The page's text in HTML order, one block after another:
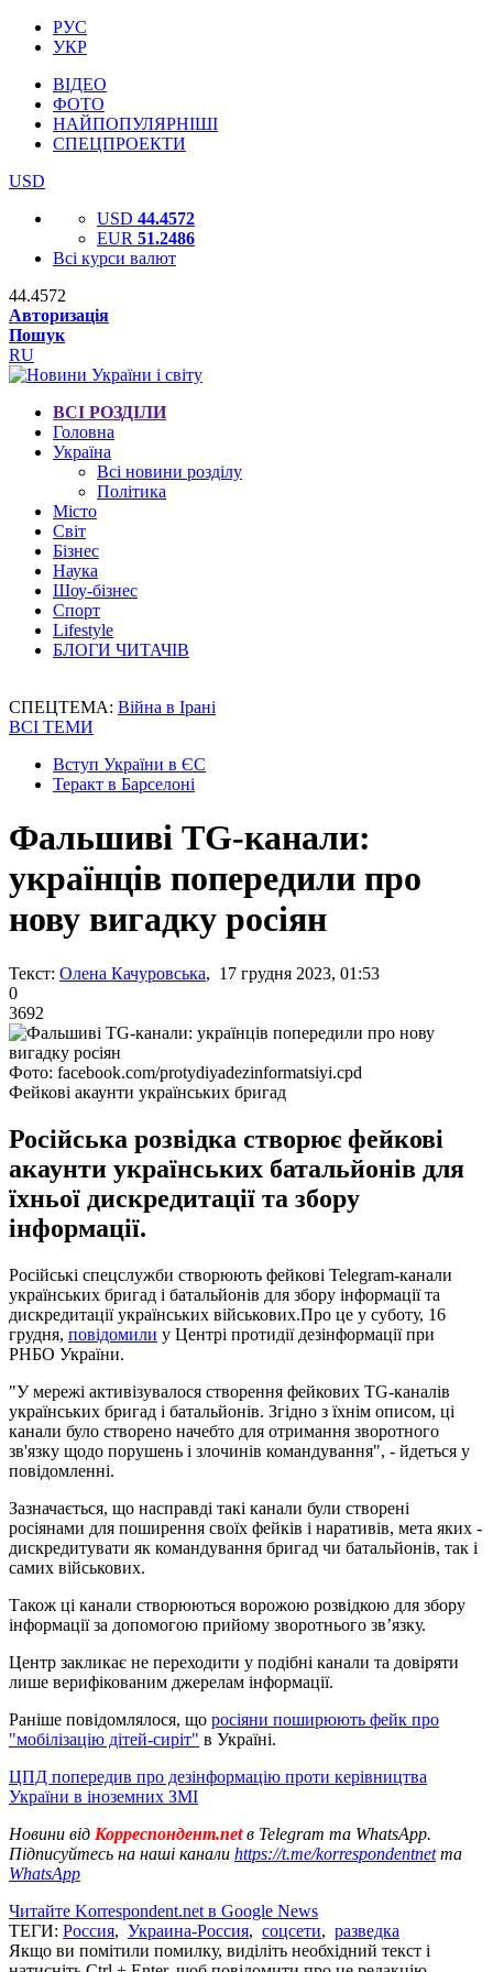
РУС
УКР
ВІДЕО
ФОТО
НАЙПОПУЛЯРНІШІ
СПЕЦПРОЕКТИ
USD
USD 44.4572
EUR 51.2486
Всі курси валют
44.4572
Авторизація
Пошук
RU
ВСІ РОЗДІЛИ
Головна
Україна
Всі новини розділу
Політика
Місто
Світ
Бізнес
Наука
Шоу-бізнес
Спорт
Lifestyle
БЛОГИ ЧИТАЧІВ
СПЕЦТЕМА: Війна в Ірані
ВСІ ТЕМИ
Вступ України в ЄС
Теракт в Барселоні
Фальшиві TG-канали:
українців попередили про
нову вигадку росіян
Текст: Олена Качуровська, 17 грудня 2023, 01:53
0
3692
Фото: facebook.com/protydiyadezinformatsiyi.cpd
Фейкові акаунти українських бригад
Російська розвідка створює фейкові
акаунти українських батальйонів для
їхньої дискредитації та збору
інформації.
Російські спецслужби створюють фейкові Telegram-канали
українських бригад і батальйонів для збору інформації та
дискредитації українських військових.Про це у суботу, 16
грудня, повідомили у Центрі протидії дезінформації при
РНБО України.
"У мережі активізувалося створення фейкових TG-каналів
українських бригад і батальйонів. Згідно з їхнім описом, ці
канали було створено начебто для отримання зворотного
зв'язку щодо порушень і злочинів командування", - йдеться у
повідомленні.
Зазначається, що насправді такі канали були створені
росіянами для поширення своїх фейків і наративів, мета яких -
дискредитувати як командування бригад чи батальйонів, так і
самих військових.
Також ці канали створюються ворожою розвідкою для збору
інформації за допомогою прийому зворотнього звʼязку.
Центр закликає не переходити у подібні канали та довіряти
лише верифікованим джерелам інформації.
Раніше повідомлялося, що росіяни поширюють фейк про
"мобілізацію дітей-сиріт" в Україні.
ЦПД попередив про дезінформацію проти керівництва
України в іноземних ЗМІ
Новини від Корреспондент.netв Telegram та WhatsApp.
Підписуйтесь на наші канали https://t.me/korrespondentnetта
WhatsApp
Читайте Korrespondent.net в Google News
ТЕГИ: Россия, Украина-Россия, соцсети, разведка
Якщо ви помітили помилку, виділіть необхідний текст і